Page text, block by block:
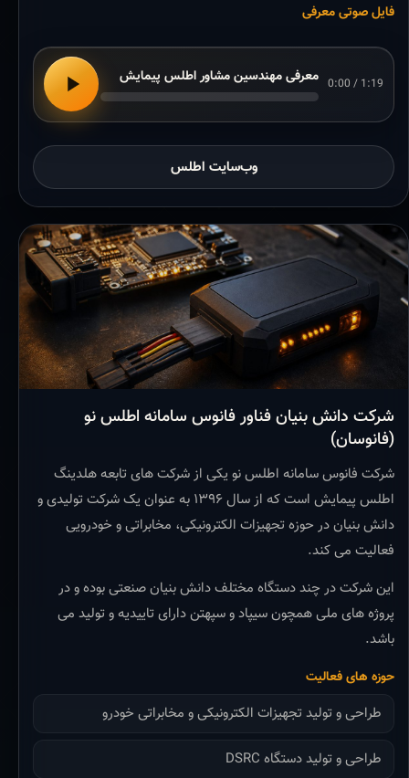
فایل صوتی معرفی
0:00 / 1:19 معرفی مهندسین مشاور اطلس پیمایش
وب‌سایت اطلس
شرکت دانش بنیان فناور فانوس سامانه اطلس نو
(فانوسان)
شرکت فانوس سامانه اطلس نو یکی از شرکت های تابعه هلدینگ
اطلس پیمایش است که از سال ۱۳۹۶ به عنوان یک شرکت تولیدی و
دانش بنیان در حوزه تجهیزات الکترونیکی، مخابراتی و خودرویی
فعالیت می کند.
این شرکت در چند دستگاه مختلف دانش بنیان صنعتی بوده و در
پروژه های ملی همچون سیپاد و سپهتن دارای تاییدیه و تولید می
باشد.
حوزه های فعالیت
طراحی و تولید تجهیزات الکترونیکی و مخابراتی خودرو
طراحی و تولید دستگاه DSRC